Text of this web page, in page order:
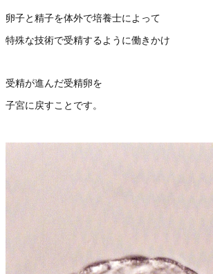
卵子と精子を体外で培養士によって
特殊な技術で受精するように働きかけ
受精が進んだ受精卵を
子宮に戻すことです。